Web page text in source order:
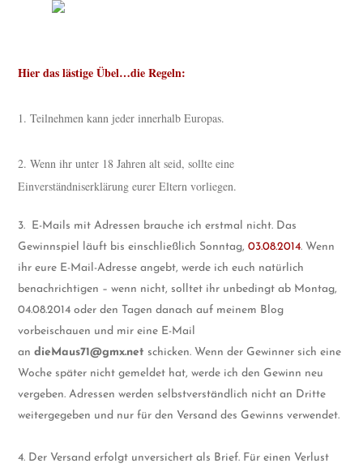
Hier das lästige Übel…die Regeln:
1. Teilnehmen kann jeder innerhalb Europas.
2. Wenn ihr unter 18 Jahren alt seid, sollte eine
Einverständniserklärung eurer Eltern vorliegen.
3. E-Mails mit Adressen brauche ich erstmal nicht. Das
Gewinnspiel läuft bis einschließlich Sonntag,03.08.2014. Wenn
ihr eure E-Mail-Adresse angebt, werde ich euch natürlich
benachrichtigen – wenn nicht, solltet ihr unbedingt ab Montag,
04.08.2014 oder den Tagen danach auf meinem Blog
vorbeischauen und mir eine E-Mail
andieMaus71@gmx.net schicken. Wenn der Gewinner sich eine
Woche später nicht gemeldet hat, werde ich den Gewinn neu
vergeben. Adressen werden selbstverständlich nicht an Dritte
weitergegeben und nur für den Versand des Gewinns verwendet.
4. Der Versand erfolgt unversichert als Brief. Für einen Verlust